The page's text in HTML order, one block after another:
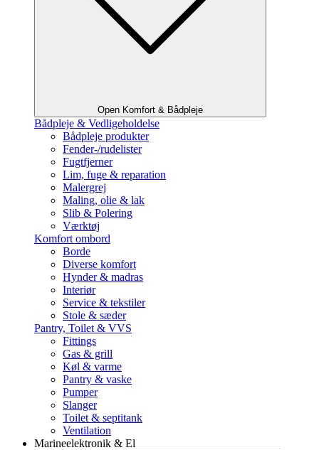
Open Komfort & Bådpleje
Bådpleje & Vedligeholdelse
Bådpleje produkter
Fender-/rudelister
Fugtfjerner
Lim, fuge & reparation
Malergrej
Maling, olie & lak
Slib & Polering
Værktøj
Komfort ombord
Borde
Diverse komfort
Hynder & madras
Interiør
Service & tekstiler
Stole & sæder
Pantry, Toilet & VVS
Fittings
Gas & grill
Køl & varme
Pantry & vaske
Pumper
Slanger
Toilet & septitank
Ventilation
Marineelektronik & El